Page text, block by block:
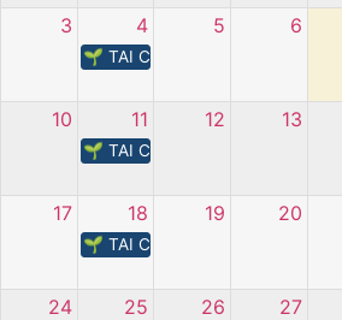
3 4
🌱 TAI CHI – L’energia della natura
5 6
10 11
🌱 TAI CHI – L’energia della natura
12 13
17 18
🌱 TAI CHI – L’energia della natura
19 20
24 25 26 27